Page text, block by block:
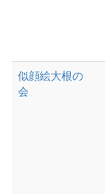
似顔絵大根の
会